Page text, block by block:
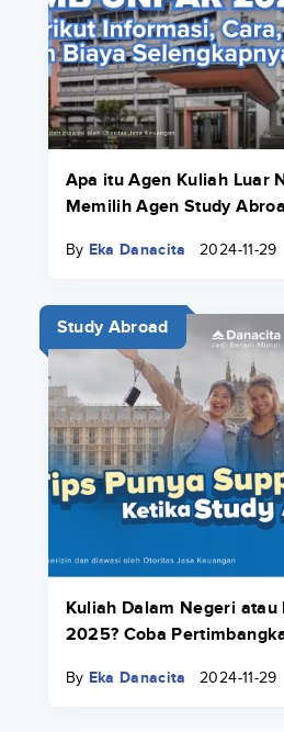
Apa itu Agen Kuliah Luar
Memilih Agen Study
By Eka Danacita 2024-11-29
Study Abroad
Kuliah Dalam Negeri atau
2025? Coba
By Eka Danacita 2024-11-29